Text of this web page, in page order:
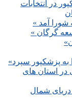
در انتخابات
شورا آمد »
گرگان »
به پزشکپور سپرد»
در استان های
شمال